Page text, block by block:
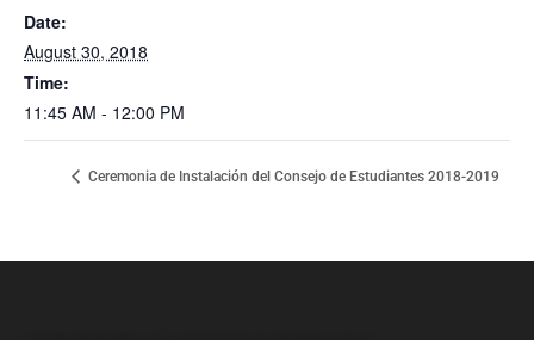
Date:
August 30, 2018
Time:
11:45 AM - 12:00 PM
Ceremonia de Instalación del Consejo de Estudiantes 2018-2019